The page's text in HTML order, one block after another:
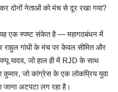
दोनों नेताओं को मंच से दूर रखा गया?
यह एक स्पष्ट संकेत है — महागठबंधन में
गांधी के मंच पर केवल सीमित और
यादव, जो हाल ही में RJD के साथ
जो कांग्रेस के एक लोकप्रिय युवा
जाना अटपटा लग रहा है।